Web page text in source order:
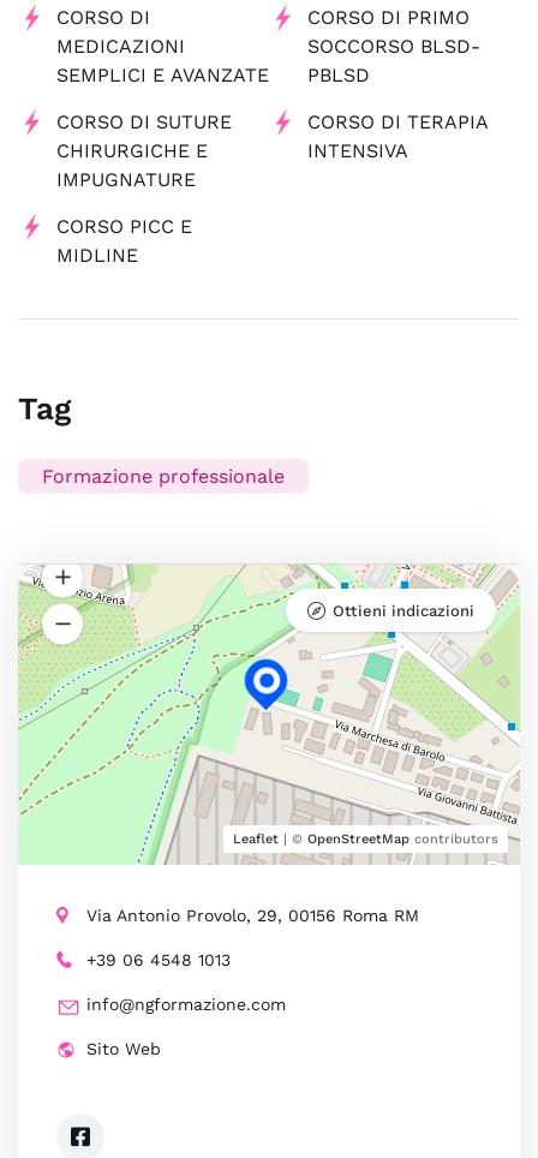
CORSO DI
MEDICAZIONI
SEMPLICI E AVANZATE
CORSO DI PRIMO
SOCCORSO BLSD-
PBLSD
CORSO DI SUTURE
CHIRURGICHE E
IMPUGNATURE
CORSO DI TERAPIA
INTENSIVA
CORSO PICC E
MIDLINE
Tag
Formazione professionale
Leaflet | © OpenStreetMap contributors
Ottieni indicazioni
Via Antonio Provolo, 29, 00156 Roma RM
+39 06 4548 1013
info@ngformazione.com
Sito Web